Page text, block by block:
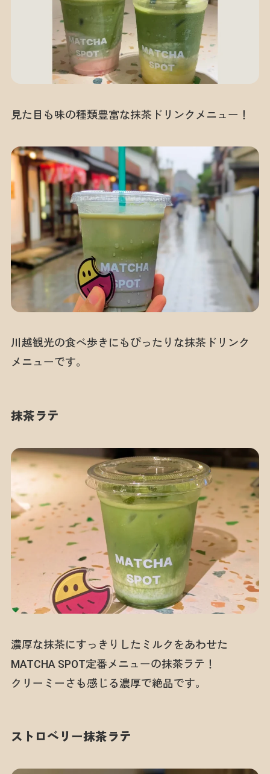
見た目も味の種類豊富な抹茶ドリンクメニュー！
川越観光の食べ歩きにもぴったりな抹茶ドリンク
メニューです。
抹茶ラテ
濃厚な抹茶にすっきりしたミルクをあわせた
MATCHA SPOT定番メニューの抹茶ラテ！
クリーミーさも感じる濃厚で絶品です。
ストロベリー抹茶ラテ